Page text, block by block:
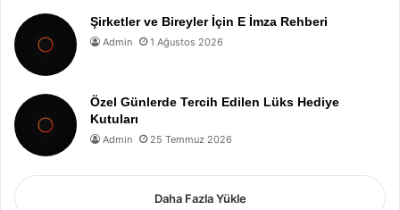
Şirketler ve Bireyler İçin E İmza Rehberi
Admin 1 Ağustos 2026
Özel Günlerde Tercih Edilen Lüks Hediye
Kutuları
Admin 25 Temmuz 2026
Daha Fazla Yükle